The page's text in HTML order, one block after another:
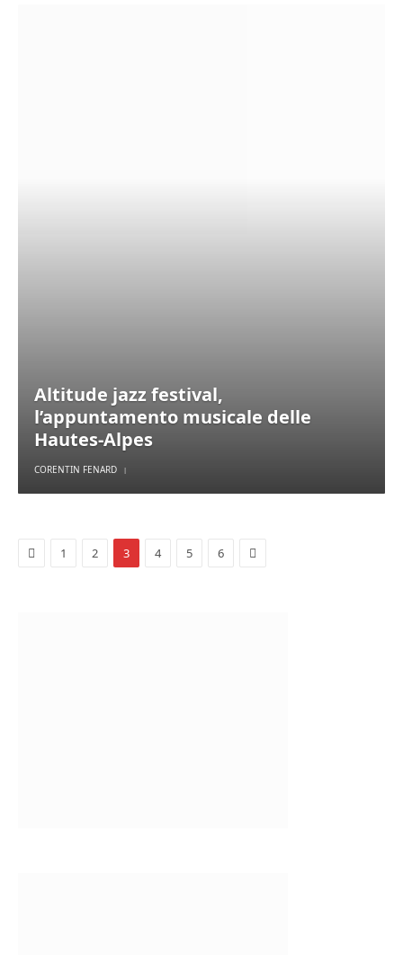
Altitude jazz festival,
l’appuntamento musicale delle
Hautes-Alpes
CORENTIN FENARD
Previous
1 2 3 4 5 6 Next